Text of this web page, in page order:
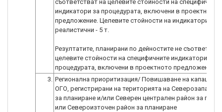
съответстват на целевите стойности на специфичните
индикатори за процедурата, включени в проектното
предложение. Целевите стойности на индикаторите
реалистични - 5 т.
Резултатите, планирани по дейностите не
целевите стойности на специфичните индикатори за
3. Регионална приоритизация/ Повишаване на
ОГО, регистрирани на територията на Северозападен
за планиране и/или Северен централен район за
или Североизточен район за планиране